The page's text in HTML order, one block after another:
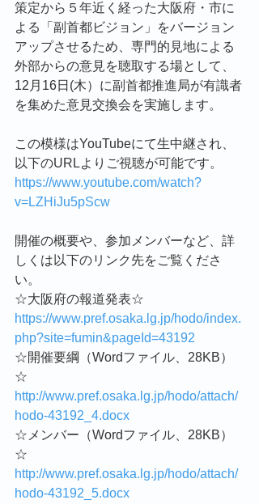
策定から５年近く経った大阪府・市に
よる「副首都ビジョン」をバージョン
アップさせるため、専門的見地による
外部からの意見を聴取する場として、
12月16日(木）に副首都推進局が有識者
を集めた意見交換会を実施します。
この模様はYouTubeにて生中継され、
以下のURLよりご視聴が可能です。
https://www.youtube.com/watch?
v=LZHiJu5pScw
開催の概要や、参加メンバーなど、詳
しくは以下のリンク先をご覧くださ
い。
☆大阪府の報道発表☆
https://www.pref.osaka.lg.jp/hodo/index.
php?site=fumin&pageId=43192
☆開催要綱（Wordファイル、28KB）
☆
http://www.pref.osaka.lg.jp/hodo/attach/
hodo-43192_4.docx
☆メンバー（Wordファイル、28KB）
☆
http://www.pref.osaka.lg.jp/hodo/attach/
hodo-43192_5.docx